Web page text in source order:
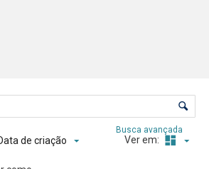
e visualização
Busca avançada
de criação Ver em: